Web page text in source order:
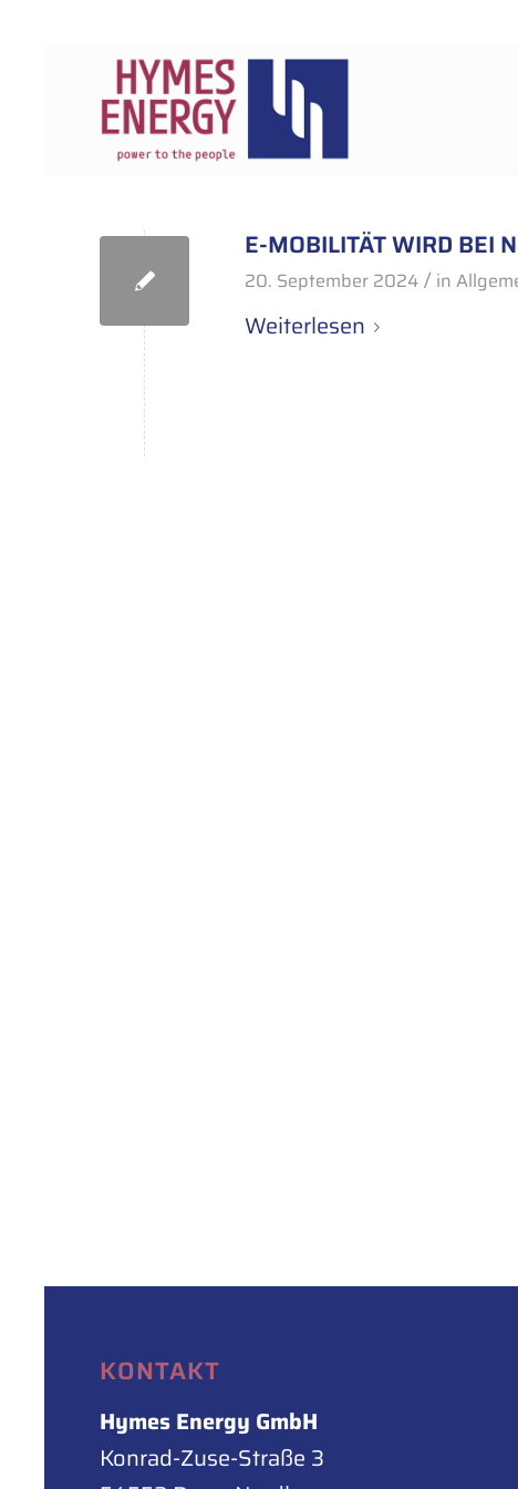
E-MOBILITÄT WIRD BEI
20. September 2024 / in
Weiterlesen
KONTAKT
Hymes Energy GmbH
Konrad-Zuse-Straße 3